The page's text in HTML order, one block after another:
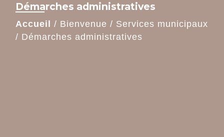
Démarches administratives
Accueil / Bienvenue / Services municipaux
/ Démarches administratives